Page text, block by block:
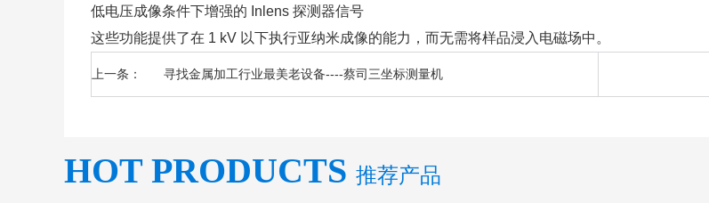
低电压成像条件下增强的 Inlens 探测器信号
这些功能提供了在 1 kV 以下执行亚纳米成像的能力，而无需将样品浸入电磁场中。
上一条： 寻找金属加工行业最美老设备----蔡司三坐标测量机
HOT PRODUCTS 推荐产品